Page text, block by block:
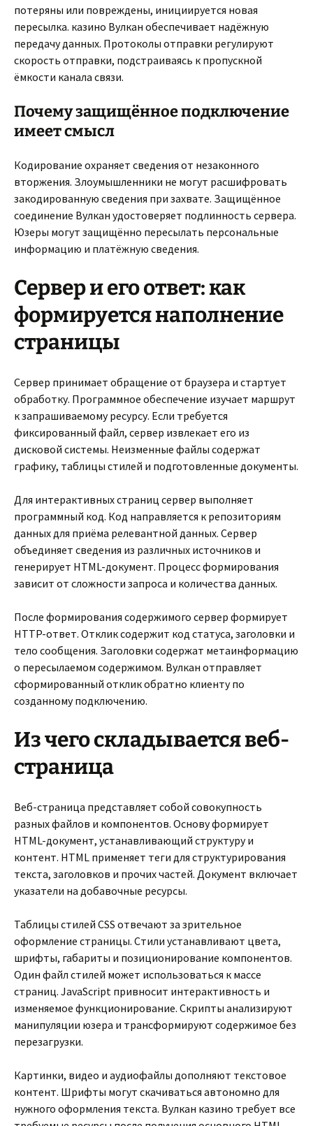
потеряны или повреждены, инициируется новая
пересылка. казино Вулкан обеспечивает надёжную
передачу данных. Протоколы отправки регулируют
скорость отправки, подстраиваясь к пропускной
ёмкости канала связи.
Почему защищённое подключение
имеет смысл
Кодирование охраняет сведения от незаконного
вторжения. Злоумышленники не могут расшифровать
закодированную сведения при захвате. Защищённое
соединение Вулкан удостоверяет подлинность сервера.
Юзеры могут защищённо пересылать персональные
информацию и платёжную сведения.
Сервер и его ответ: как
формируется наполнение
страницы
Сервер принимает обращение от браузера и стартует
обработку. Программное обеспечение изучает маршрут
к запрашиваемому ресурсу. Если требуется
фиксированный файл, сервер извлекает его из
дисковой системы. Неизменные файлы содержат
графику, таблицы стилей и подготовленные документы.
Для интерактивных страниц сервер выполняет
программный код. Код направляется к репозиториям
данных для приёма релевантной данных. Сервер
объединяет сведения из различных источников и
генерирует HTML-документ. Процесс формирования
зависит от сложности запроса и количества данных.
После формирования содержимого сервер формирует
HTTP-ответ. Отклик содержит код статуса, заголовки и
тело сообщения. Заголовки содержат метаинформацию
о пересылаемом содержимом. Вулкан отправляет
сформированный отклик обратно клиенту по
созданному подключению.
Из чего складывается веб-
страница
Веб-страница представляет собой совокупность
разных файлов и компонентов. Основу формирует
HTML-документ, устанавливающий структуру и
контент. HTML применяет теги для структурирования
текста, заголовков и прочих частей. Документ включает
указатели на добавочные ресурсы.
Таблицы стилей CSS отвечают за зрительное
оформление страницы. Стили устанавливают цвета,
шрифты, габариты и позиционирование компонентов.
Один файл стилей может использоваться к массе
страниц. JavaScript привносит интерактивность и
изменяемое функционирование. Скрипты анализируют
манипуляции юзера и трансформируют содержимое без
перезагрузки.
Картинки, видео и аудиофайлы дополняют текстовое
контент. Шрифты могут скачиваться автономно для
нужного оформления текста. Вулкан казино требует все